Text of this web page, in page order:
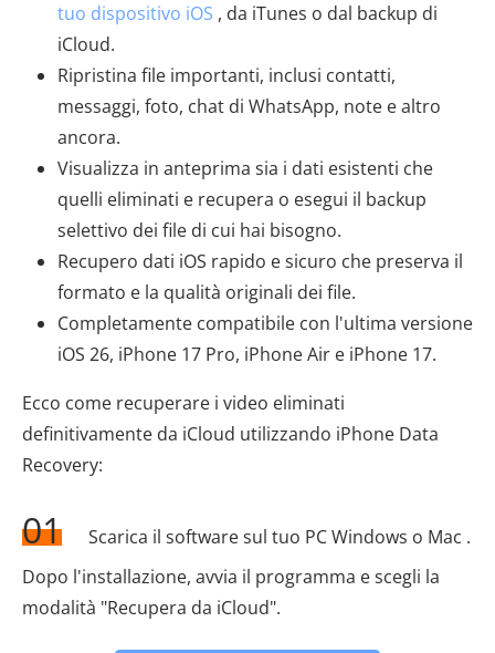
tuo dispositivo iOS , da iTunes o dal backup di
iCloud.
Ripristina file importanti, inclusi contatti,
messaggi, foto, chat di WhatsApp, note e altro
ancora.
Visualizza in anteprima sia i dati esistenti che
quelli eliminati e recupera o esegui il backup
selettivo dei file di cui hai bisogno.
Recupero dati iOS rapido e sicuro che preserva il
formato e la qualità originali dei file.
Completamente compatibile con l'ultima versione
iOS 26, iPhone 17 Pro, iPhone Air e iPhone 17.
Ecco come recuperare i video eliminati
definitivamente da iCloud utilizzando iPhone Data
Recovery:
01
Scarica il software sul tuo PC Windows o Mac .
Dopo l'installazione, avvia il programma e scegli la
modalità "Recupera da iCloud".